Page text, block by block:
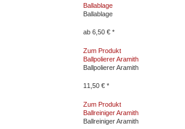
Ballablage
Ballablage
ab 6,50 € *
Zum Produkt
Ballpolierer Aramith
Ballpolierer Aramith
11,50 € *
Zum Produkt
Ballreiniger Aramith
Ballreiniger Aramith